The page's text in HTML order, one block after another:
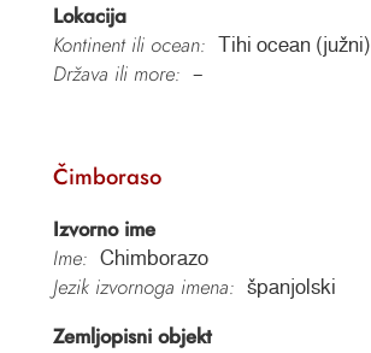
Lokacija
Kontinent ili ocean:
Tihi ocean (južni)
Država ili more: –
Čimboraso
Izvorno ime
Ime:
Chimborazo
Jezik izvornoga imena: španjolski
Zemljopisni objekt